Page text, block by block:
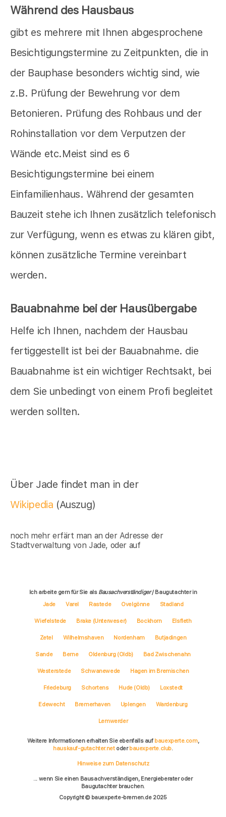
Während des Hausbaus
gibt es mehrere mit Ihnen abgesprochene
Besichtigungstermine zu Zeitpunkten, die in
der Bauphase besonders wichtig sind, wie
z.B. Prüfung der Bewehrung vor dem
Betonieren. Prüfung des Rohbaus und der
Rohinstallation vor dem Verputzen der
Wände etc.Meist sind es 6
Besichtigungstermine bei einem
Einfamilienhaus. Während der gesamten
Bauzeit stehe ich Ihnen zusätzlich telefonisch
zur Verfügung, wenn es etwas zu klären gibt,
können zusätzliche Termine vereinbart
werden.
Bauabnahme bei der Hausübergabe
Helfe ich Ihnen, nachdem der Hausbau
fertiggestellt ist bei der Bauabnahme. die
Bauabnahme ist ein wichtiger Rechtsakt, bei
dem Sie unbedingt von einem Profi begleitet
werden sollten.
Über Jade findet man in der
Wikipedia (Auszug)
noch mehr erfärt man an der Adresse der
Stadtverwaltung von Jade, oder auf
Ich arbeite gern für Sie als Bausachverständiger/ Baugutachter in
Jade
Varel Rastede Ovelgönne Stadland
Wiefelstede Brake (Unterweser) Bockhorn Elsfleth
Zetel Wilhelmshaven Nordenham Butjadingen
Sande Berne Oldenburg (Oldb) Bad Zwischenahn
Westerstede Schwanewede Hagen im Bremischen
Friedeburg Schortens Hude (Oldb) Loxstedt
Edewecht Bremerhaven Uplengen Wardenburg
Lemwerder
Weitere Informationen erhalten Sie ebenfalls auf bauexperte.com,
hauskauf-gutachter.netoderbauexperte.club.
Hinweise zum Datenschutz
... wenn Sie einen Bausachverständigen, Energieberater oder
Baugutachter brauchen.
Copyright © bauexperte-bremen.de 2025